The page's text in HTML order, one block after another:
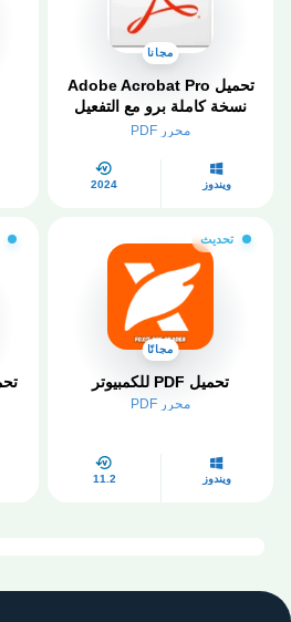
مجانا
تحميل Adobe Acrobat Pro
نسخة كاملة برو مع التفعيل
2024محرر PDF
ويندوز 2024
تحديث
مجانًا
تحميل PDF للكمبيوتر
محرر PDF
ويندوز 11.2